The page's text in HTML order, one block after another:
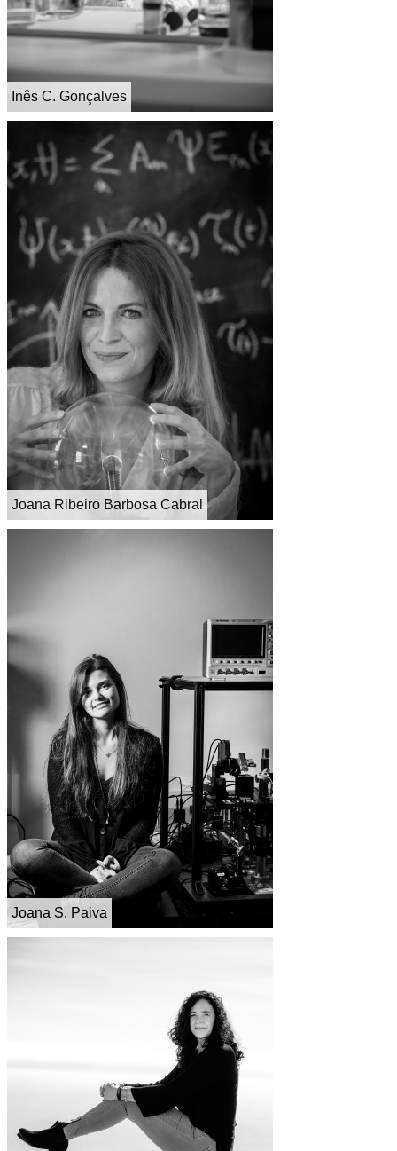
Inês C. Gonçalves
Joana Ribeiro Barbosa Cabral
Joana S. Paiva